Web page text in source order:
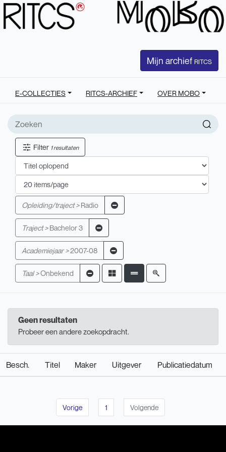
Mijn archief RITCS
E-COLLECTIES RITCS-ARCHIEF OVER MOBO
Filter 1 resultaten
Opleiding/traject > Radio
Traject > Bachelor 3
Academiejaar >2007-08
Taal >Onbekend
Geen resultaten
Probeer een andere zoekopdracht.
Besch. Titel Maker Uitgever Publicatiedatum
Vorige 1 Volgende